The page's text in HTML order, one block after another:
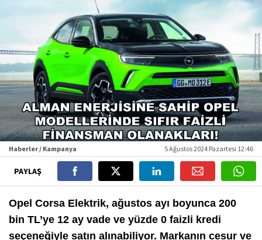
Haberler / Kampanya 5 Ağustos 2024 Pazartesi 12:46
PAYLAŞ
Opel Corsa Elektrik, ağustos ayı boyunca 200
bin TL’ye 12 ay vade ve yüzde 0 faizli kredi
seçeneğiyle satın alınabiliyor. Markanın cesur ve